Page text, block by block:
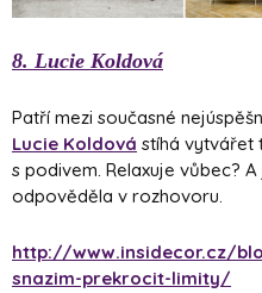
8. Lucie Koldová
Patří mezi současné
Lucie Koldová stíhá vytvářet
s podivem. Relaxuje vůbec?
odpověděla v rozhovoru.
http://www.insidecor.cz/
snazim-prekrocit-limity/